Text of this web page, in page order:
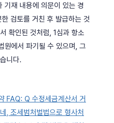
기재 내용에 의문이 있는 경
검토를 거친 후 발급하는 것
확인된 것처럼, 1심과 항소
원에서 파기될 수 있으며, 그
니다.